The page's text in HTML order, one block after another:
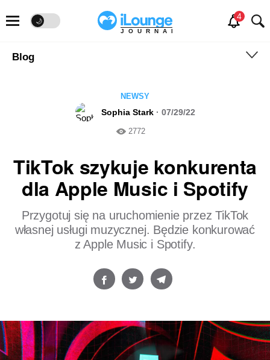
🌙
JOURNAL
Blog
NEWSY
Sophia Stark· 07/29/22
2772
TikTok szykuje konkurenta
dla Apple Music i Spotify
Przygotuj się na uruchomienie przez TikTok
własnej usługi muzycznej. Będzie konkurować
z Apple Music i Spotify.